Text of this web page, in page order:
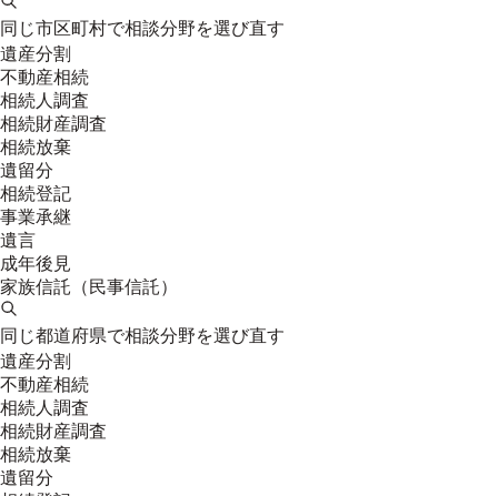
同じ市区町村で相談分野を選び直す
遺産分割
不動産相続
相続人調査
相続財産調査
相続放棄
遺留分
相続登記
事業承継
遺言
成年後見
家族信託（民事信託）
同じ都道府県で相談分野を選び直す
遺産分割
不動産相続
相続人調査
相続財産調査
相続放棄
遺留分